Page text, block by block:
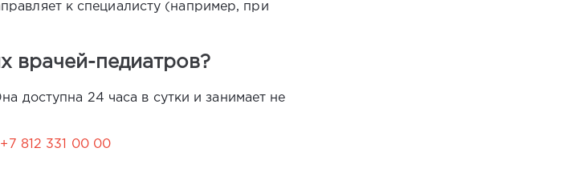
к специалисту (например, при
врачей-педиатров?
доступна 24 часа в сутки и занимает не
+7 812 331 00 00